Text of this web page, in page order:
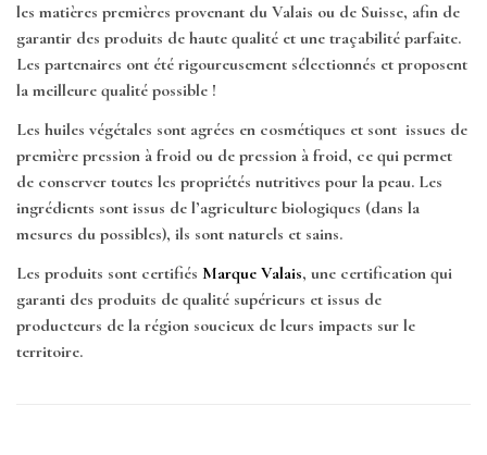
les matières premières provenant du Valais ou de Suisse, afin de
garantir des produits de haute qualité et une traçabilité parfaite.
Les partenaires ont été rigoureusement sélectionnés et proposent
la meilleure qualité possible !
Les huiles végétales sont agrées en cosmétiques et sont issues de
première pression à froid ou de pression à froid, ce qui permet
de conserver toutes les propriétés nutritives pour la peau. Les
ingrédients sont issus de l’agriculture biologiques (dans la
mesures du possibles), ils sont naturels et sains.
Les produits sont certifiés Marque Valais, une certification qui
garanti des produits de qualité supérieurs et issus de
producteurs de la région soucieux de leurs impacts sur le
territoire.